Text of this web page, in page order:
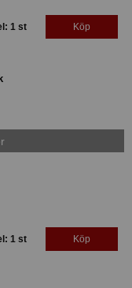
1 st Köp
1 st Köp